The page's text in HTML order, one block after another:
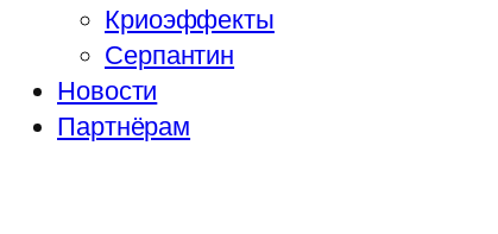
Криоэффекты
Серпантин
Новости
Партнёрам